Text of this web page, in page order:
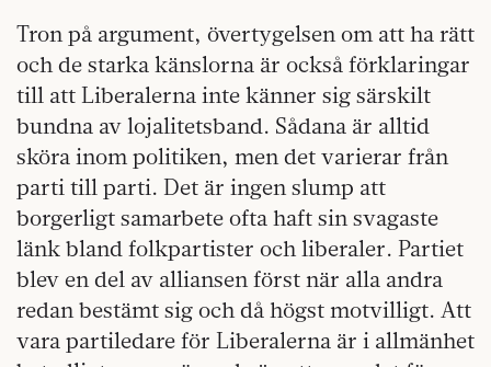
Tron på argument, övertygelsen om att ha rätt
och de starka känslorna är också förklaringar
till att Liberalerna inte känner sig särskilt
bundna av lojalitetsband. Sådana är alltid
sköra inom politiken, men det varierar från
parti till parti. Det är ingen slump att
borgerligt samarbete ofta haft sin svagaste
länk bland folkpartister och liberaler. Partiet
blev en del av alliansen först när alla andra
redan bestämt sig och då högst motvilligt. Att
vara partiledare för Liberalerna är i allmänhet